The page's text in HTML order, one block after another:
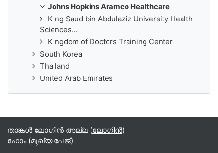
Johns Hopkins Aramco Healthcare
King Saud bin Abdulaziz University Health
Sciences...
Kingdom of Doctors Training Center
South Korea
Thailand
United Arab Emirates
താങ്കള്‍ ലോഗിന്‍ അല്ല (ലോഗിന്‍)
ഹോം (മുഖ്യ പേജ്‌)